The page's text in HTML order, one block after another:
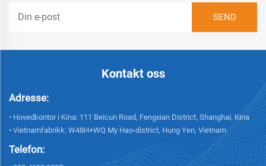
Kontakt oss
Adresse:
• Hovedkontor i Kina: 111 Beicun Road, Fengxian District, Shanghai, Kina
• Vietnamfabrikk: W48H+WQ My Hao-district, Hung Yen, Vietnam
Telefon: